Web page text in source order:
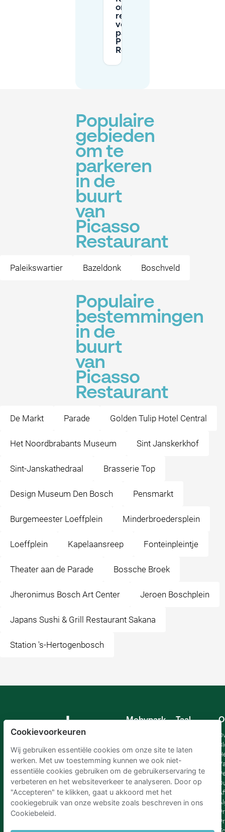
online
reserveren
voor
parkeren bij
Picasso
Restaurant?
Populaire
gebieden
om te
parkeren
in de
buurt
van
Picasso
Restaurant
Paleikswartier Bazeldonk Boschveld
Populaire
bestemmingen
in de
buurt
van
Picasso
Restaurant
De Markt Parade Golden Tulip Hotel Central
Het Noordbrabants Museum Sint Janskerkhof
Sint-Janskathedraal Brasserie Top
Design Museum Den Bosch Pensmarkt
Burgemeester Loeffplein Minderbroedersplein
Loeffplein Kapelaansreep Fonteinpleintje
Theater aan de Parade Bossche Broek
Jheronimus Bosch Art Center Jeroen Boschplein
Japans Sushi & Grill Restaurant Sakana
Station 's-Hertogenbosch
Mobypark
Taal
Spaans
Frankrijk
Italiaans
Nederlands
Cookievoorkeuren
Wij gebruiken essentiële cookies om onze site te laten
werken. Met uw toestemming kunnen we ook niet-
essentiële cookies gebruiken om de gebruikerservaring te
verbeteren en het websiteverkeer te analyseren. Door op
"Accepteren" te klikken, gaat u akkoord met het
cookiegebruik van onze website zoals beschreven in ons
Cookiebeleid.